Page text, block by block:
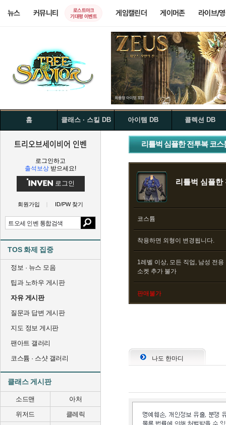
뉴스 커뮤니티
로스트아크
기대평 이벤트
게임캘린더 게이머존 라이브/
홈 클래스 · 스킬 DB 아이템 DB 콜렉션 DB
트리오브세이비어 인벤
로그인하고
출석보상 받으세요!
로그인
회원가입 ID/PW 찾기
TOS 화제 집중
정보 · 뉴스 모음
팁과 노하우 게시판
자유 게시판
질문과 답변 게시판
지도 정보 게시판
팬아트 갤러리
코스튬 · 스샷 갤러리
클래스 게시판
소드맨
아처
위저드
클레릭
리틀벅 심플한 전투복 코스
리틀벅 심플한
코스튬
착용하면 외형이 변경됩니다.
1레벨 이상, 모든 직업, 남성 전용
소켓 추가 불가
판매불가
나도 한마디